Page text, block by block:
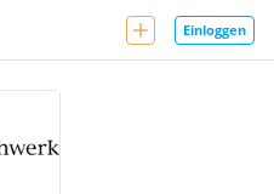
Einloggen